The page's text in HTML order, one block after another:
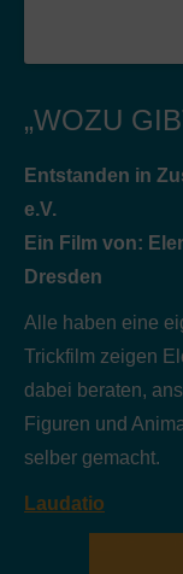
„WOZU
Entstanden in
e.V.
Ein Film von:
Dresden
Alle haben eine
Trickfilm zeigen
dabei beraten,
Figuren und
selber gemacht.
Laudatio